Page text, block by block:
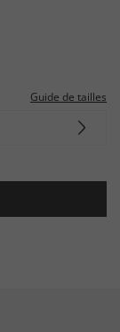
Guide de tailles